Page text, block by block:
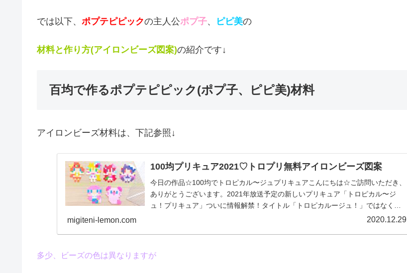
では以下、 ポプテピピックの主人公ポプ子、 ピピ美の
材料と作り方(アイロンビーズ図案)の紹介です↓
百均で作るポプテピピック(ポプ子、ピピ美)材料
アイロンビーズ材料は、下記参照↓
100均プリキュア2021♡トロプリ無料アイロンビーズ図案
今日の作品☆100均でトロピカル〜ジュプリキュアこんにちは☆ご訪問いただき、
ありがとうございます。2021年放送予定の新しいプリキュア「トロピカル〜ジ
ュ！プリキュア」ついに情報解禁！タイトル「トロピカルージュ！」ではなく、
migiteni-lemon.com 2020.12.29
多少、ビーズの色は異なりますが